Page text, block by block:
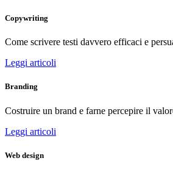
Copywriting
Come scrivere testi davvero efficaci e
Leggi articoli
Branding
Costruire un brand e farne percepire il
Leggi articoli
Web design